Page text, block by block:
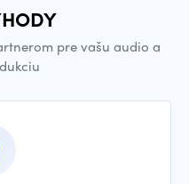
pre vašu audio a